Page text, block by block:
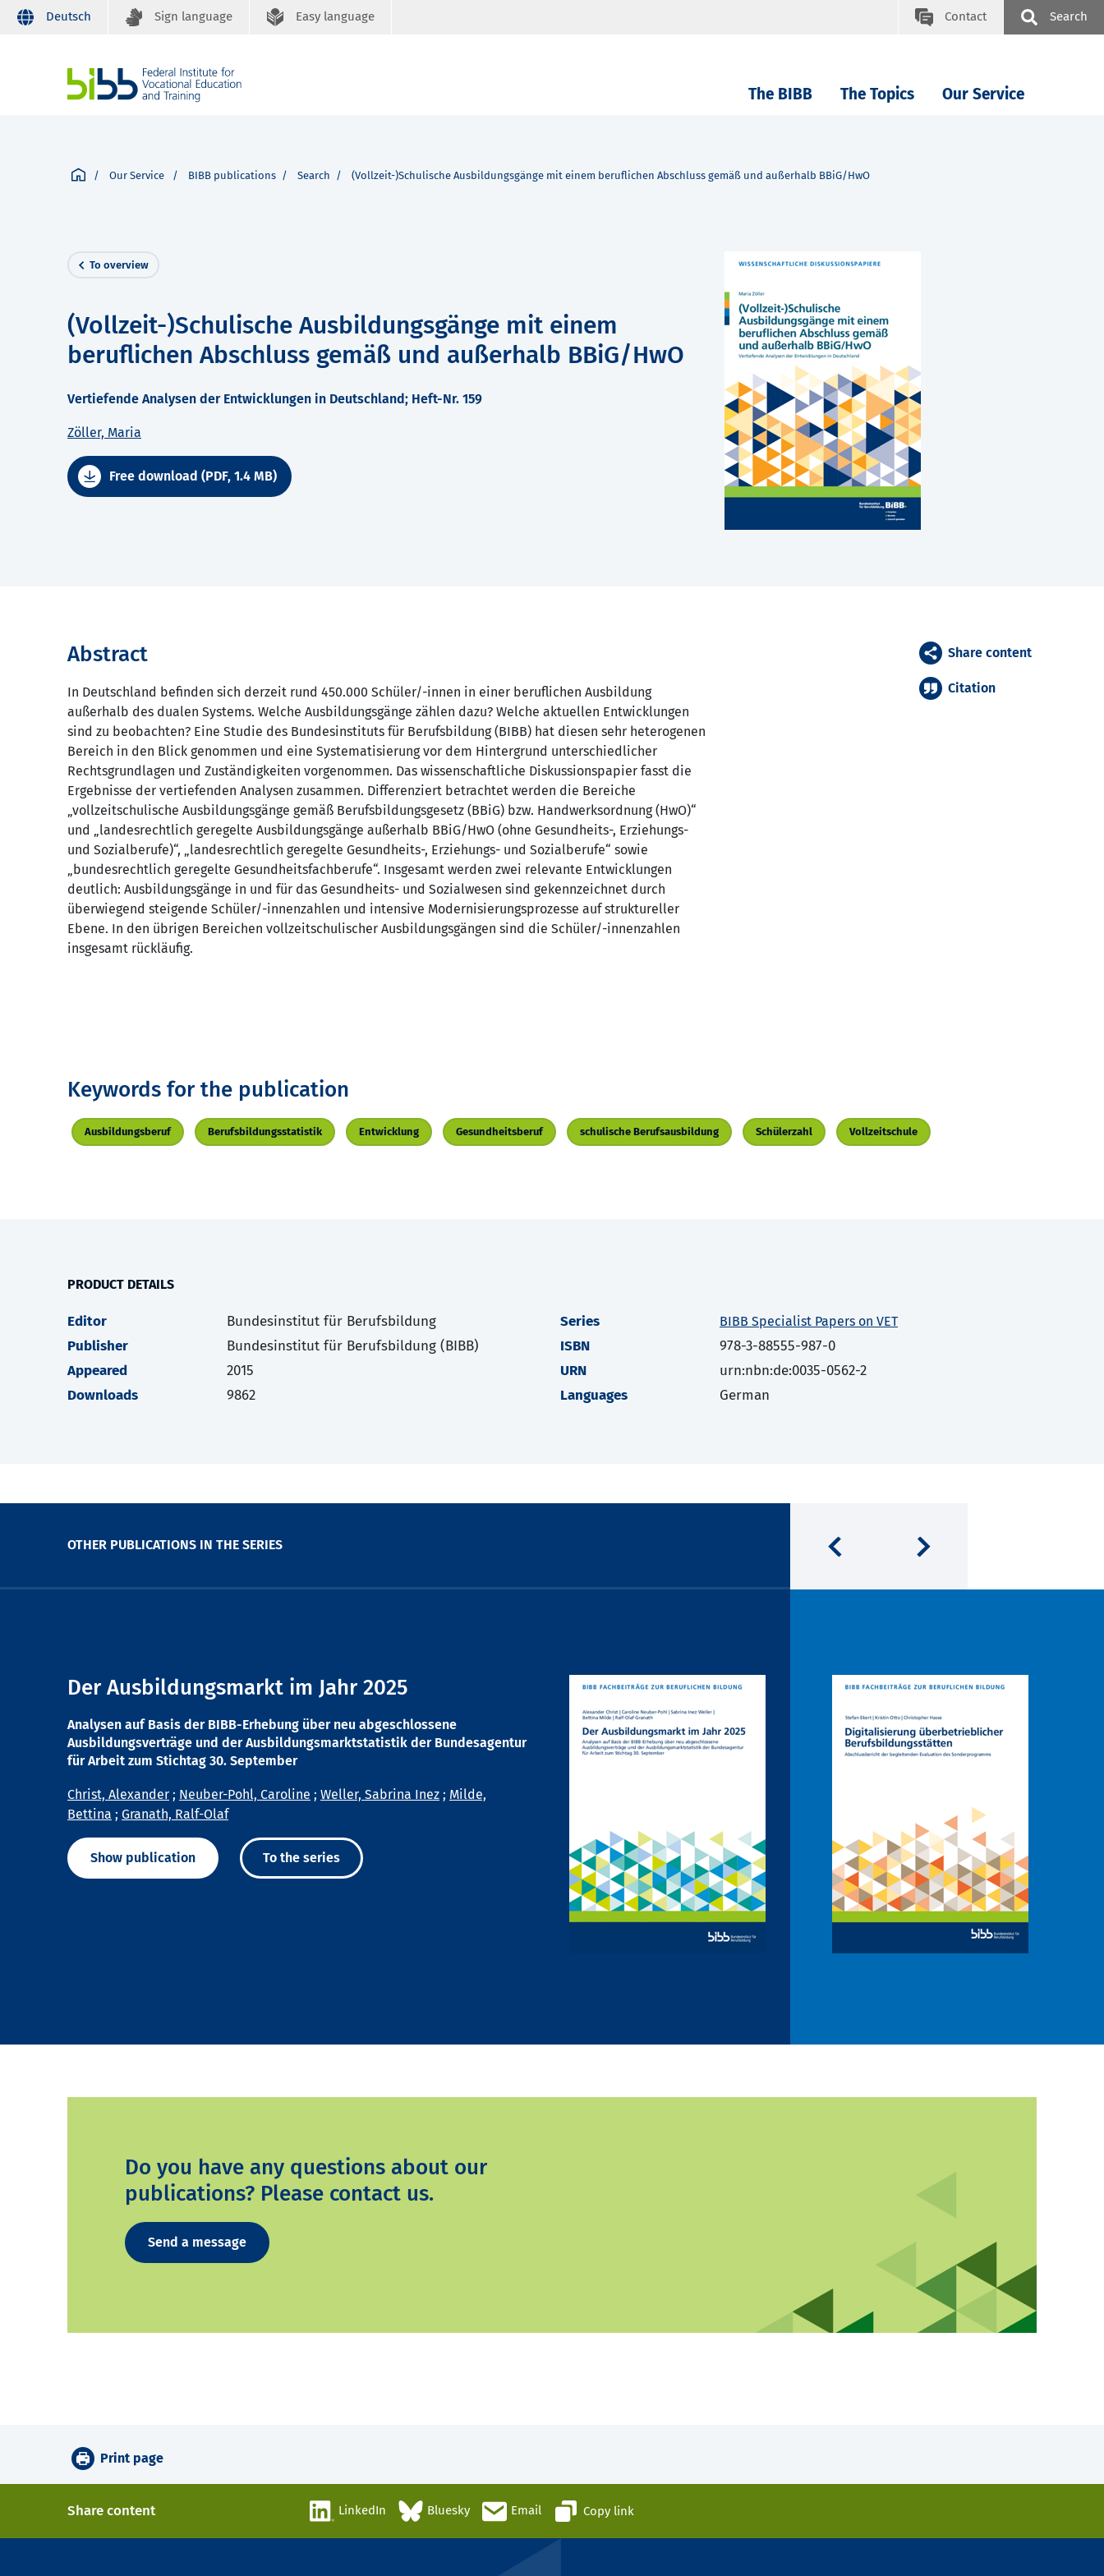
Deutsch Sign language Easy language Contact Search
The BIBB The Topics Our Service
Our Service BIBB publications Search (Vollzeit-)Schulische Ausbildungsgänge mit einem beruflichen Abschluss gemäß und außerhalb BBiG/HwO
To overview
(Vollzeit-)Schulische Ausbildungsgänge mit einem
beruflichen Abschluss gemäß und außerhalb BBiG/HwO
Vertiefende Analysen der Entwicklungen in Deutschland; Heft-Nr. 159
Zöller, Maria
Free download (PDF, 1.4 MB)
Abstract
In Deutschland befinden sich derzeit rund 450.000 Schüler/-innen in einer beruflichen Ausbildung
außerhalb des dualen Systems. Welche Ausbildungsgänge zählen dazu? Welche aktuellen Entwicklungen
sind zu beobachten? Eine Studie des Bundesinstituts für Berufsbildung (BIBB) hat diesen sehr heterogenen
Bereich in den Blick genommen und eine Systematisierung vor dem Hintergrund unterschiedlicher
Rechtsgrundlagen und Zuständigkeiten vorgenommen. Das wissenschaftliche Diskussionspapier fasst die
Ergebnisse der vertiefenden Analysen zusammen. Differenziert betrachtet werden die Bereiche
„vollzeitschulische Ausbildungsgänge gemäß Berufsbildungsgesetz (BBiG) bzw. Handwerksordnung (HwO)“
und „landesrechtlich geregelte Ausbildungsgänge außerhalb BBiG/HwO (ohne Gesundheits-, Erziehungs-
und Sozialberufe)“, „landesrechtlich geregelte Gesundheits-, Erziehungs- und Sozialberufe“ sowie
„bundesrechtlich geregelte Gesundheitsfachberufe“. Insgesamt werden zwei relevante Entwicklungen
deutlich: Ausbildungsgänge in und für das Gesundheits- und Sozialwesen sind gekennzeichnet durch
überwiegend steigende Schüler/-innenzahlen und intensive Modernisierungsprozesse auf struktureller
Ebene. In den übrigen Bereichen vollzeitschulischer Ausbildungsgängen sind die Schüler/-innenzahlen
insgesamt rückläufig.
Share content
Citation
Keywords for the publication
Ausbildungsberuf Berufsbildungsstatistik Entwicklung Gesundheitsberuf schulische Berufsausbildung Schülerzahl Vollzeitschule
PRODUCT DETAILS
Editor
Bundesinstitut für Berufsbildung
Publisher
Bundesinstitut für Berufsbildung (BIBB)
Appeared
2015
Downloads
9862
Series BIBB Specialist Papers on VET
ISBN
978-3-88555-987-0
URN
urn:nbn:de:0035-0562-2
Languages
German
OTHER PUBLICATIONS IN THE SERIES
Der Ausbildungsmarkt im Jahr 2025
Analysen auf Basis der BIBB-Erhebung über neu abgeschlossene
Ausbildungsverträge und der Ausbildungsmarktstatistik der Bundesagentur
für Arbeit zum Stichtag 30. September
Christ, Alexander ; Neuber-Pohl, Caroline ; Weller, Sabrina Inez ; Milde,
Bettina ; Granath, Ralf-Olaf
Show publication To the series
Do you have any questions about our
publications? Please contact us.
Send a message
Print page
Share content LinkedIn Bluesky Email Copy link